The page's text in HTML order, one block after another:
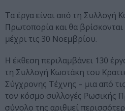
Τα έργα είναι από τη Συλλογή
Πρωτοπορία και θα
μέχρι τις 30 Νοεμβρίου.
Η έκθεση περιλαμβάνει 130
τη Συλλογή Κωστάκη του
Σύγχρονης Τέχνης – μια από
τον κόσμο συλλογές Ρωσικής
σύνολο της αριθμεί